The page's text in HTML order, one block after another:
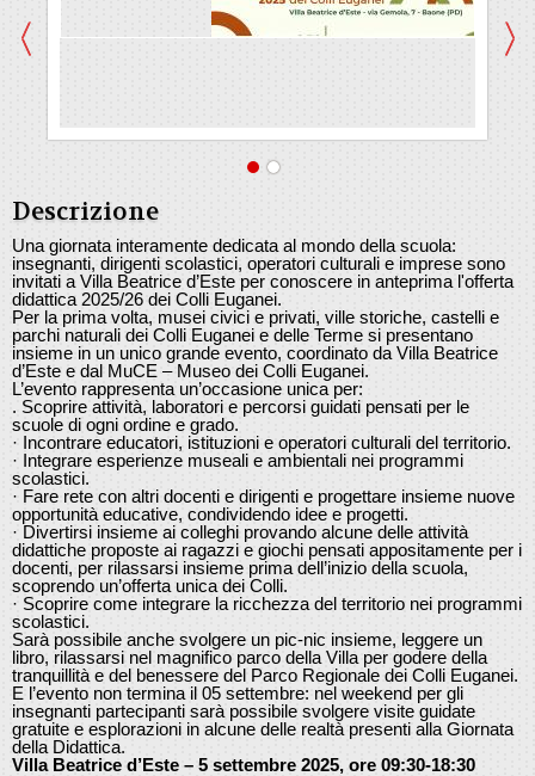
Descrizione
Una giornata interamente dedicata al mondo della scuola:
insegnanti, dirigenti scolastici, operatori culturali e imprese sono
invitati a Villa Beatrice d’Este per conoscere in anteprima l'offerta
didattica 2025/26 dei Colli Euganei.
Per la prima volta, musei civici e privati, ville storiche, castelli e
parchi naturali dei Colli Euganei e delle Terme si presentano
insieme in un unico grande evento, coordinato da Villa Beatrice
d’Este e dal MuCE – Museo dei Colli Euganei.
L’evento rappresenta un’occasione unica per:
. Scoprire attività, laboratori e percorsi guidati pensati per le
scuole di ogni ordine e grado.
· Incontrare educatori, istituzioni e operatori culturali del territorio.
· Integrare esperienze museali e ambientali nei programmi
scolastici.
· Fare rete con altri docenti e dirigenti e progettare insieme nuove
opportunità educative, condividendo idee e progetti.
· Divertirsi insieme ai colleghi provando alcune delle attività
didattiche proposte ai ragazzi e giochi pensati appositamente per i
docenti, per rilassarsi insieme prima dell’inizio della scuola,
scoprendo un’offerta unica dei Colli.
· Scoprire come integrare la ricchezza del territorio nei programmi
scolastici.
Sarà possibile anche svolgere un pic-nic insieme, leggere un
libro, rilassarsi nel magnifico parco della Villa per godere della
tranquillità e del benessere del Parco Regionale dei Colli Euganei.
E l’evento non termina il 05 settembre: nel weekend per gli
insegnanti partecipanti sarà possibile svolgere visite guidate
gratuite e esplorazioni in alcune delle realtà presenti alla Giornata
della Didattica.
Villa Beatrice d’Este – 5 settembre 2025, ore 09:30-18:30